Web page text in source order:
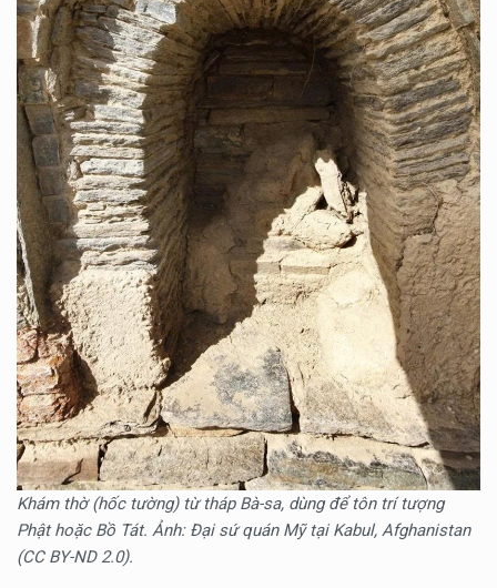
Khám thờ (hốc tường) từ tháp Bà-sa, dùng để tôn trí tượng
Phật hoặc Bồ Tát. Ảnh: Đại sứ quán Mỹ tại Kabul, Afghanistan
(CC BY-ND 2.0).